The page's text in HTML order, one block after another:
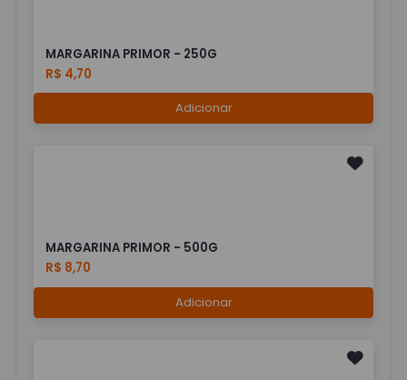
MARGARINA PRIMOR - 250G
R$ 4,70
Adicionar
MARGARINA PRIMOR - 500G
R$ 8,70
Adicionar